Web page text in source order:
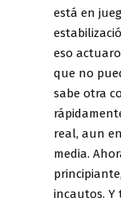
está en
eso
que no
sabe otra
real, aun
media.
incautos. Y